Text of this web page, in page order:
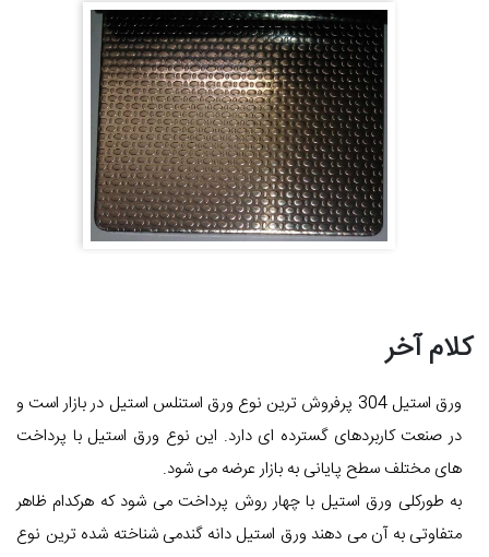
کلام آخر
ورق استیل 304 پرفروش ترین نوع ورق استنلس استیل در بازار است و
در صنعت کاربردهای گسترده ای دارد. این نوع ورق استیل با پرداخت
های مختلف سطح پایانی به بازار عرضه می شود.
به طورکلی ورق استیل با چهار روش پرداخت می شود که هرکدام ظاهر
متفاوتی به آن می دهند ورق استیل دانه گندمی شناخته شده ترین نوع